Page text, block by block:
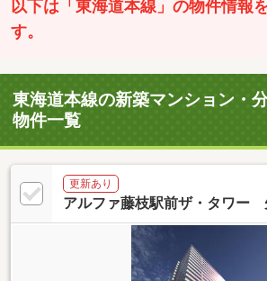
以下は「東海道本線」の物件情報
す。
東海道本線の新築マンション・
物件一覧
更新あり
アルファ藤枝駅前ザ・タワー